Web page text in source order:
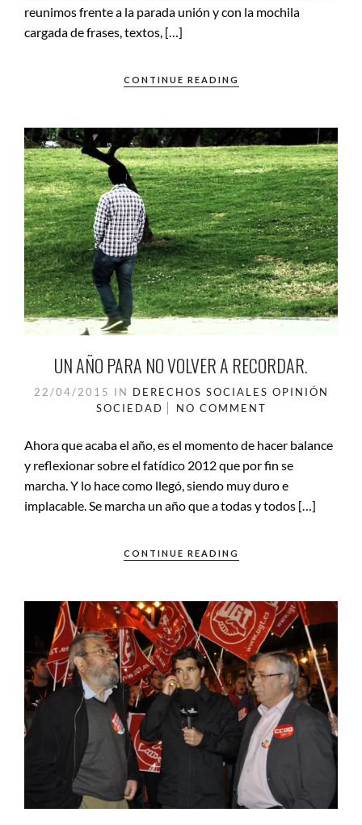
reunimos frente a la parada unión y con la mochila
cargada de frases, textos, […]
CONTINUE READING
UN AÑO PARA NO VOLVER A RECORDAR.
22/04/2015 IN DERECHOS SOCIALES OPINIÓN
SOCIEDAD
NO COMMENT
Ahora que acaba el año, es el momento de hacer balance
y reflexionar sobre el fatídico 2012 que por fin se
marcha. Y lo hace como llegó, siendo muy duro e
implacable. Se marcha un año que a todas y todos […]
CONTINUE READING